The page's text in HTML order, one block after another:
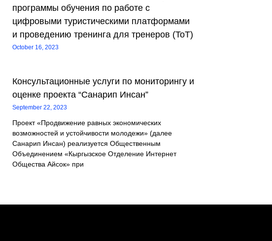
программы обучения по работе с
цифровыми туристическими платформами
и проведению тренинга для тренеров (ToT)
October 16, 2023
Консультационные услуги по мониторингу и
оценке проекта “Санарип Инсан”
September 22, 2023
Проект «Продвижение равных экономических
возможностей и устойчивости молодежи» (далее
Санарип Инсан) реализуется Общественным
Объединением «Кыргызское Отделение Интернет
Общества Айсок» при